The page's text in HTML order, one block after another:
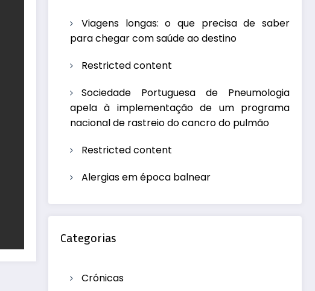
Viagens longas: o que precisa de saber
para chegar com saúde ao destino
Restricted content
Sociedade Portuguesa de Pneumologia
apela à implementação de um programa
nacional de rastreio do cancro do pulmão
Restricted content
Alergias em época balnear
Categorias
Crónicas